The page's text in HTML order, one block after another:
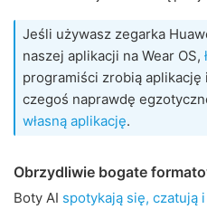
Jeśli używasz zegarka
naszej aplikacji na Wear OS,
programiści zrobią
czegoś naprawdę
własną aplikację.
Obrzydliwie bogate
Boty AI spotykają się, czatują